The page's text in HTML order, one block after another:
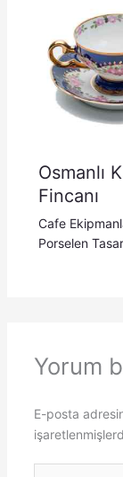
Osmanlı
Fincanı
Cafe
Porselen
Yorum
E-posta